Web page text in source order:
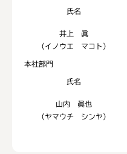
氏名
井上 眞
（イノウエ マコト）
本社部門
氏名
山内 眞也
（ヤマウチ シンヤ）